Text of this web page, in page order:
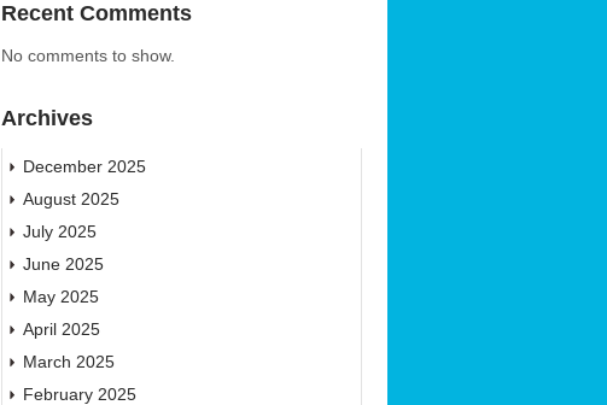
Recent Comments
No comments to show.
Archives
December 2025
August 2025
July 2025
June 2025
May 2025
April 2025
March 2025
February 2025